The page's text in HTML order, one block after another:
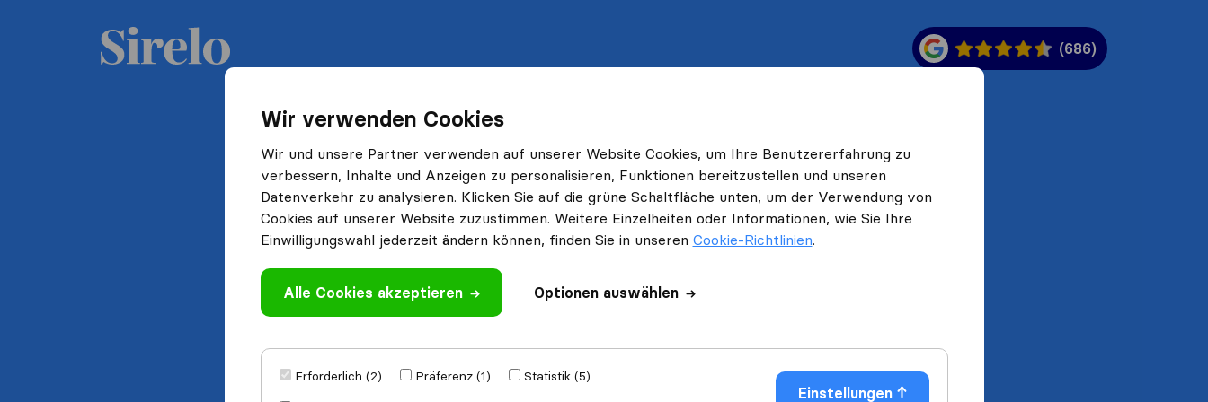
Wir verwenden Cookies
Wir und unsere Partner verwenden auf unserer Website Cookies, um Ihre Benutzererfahrung zu
verbessern, Inhalte und Anzeigen zu personalisieren, Funktionen bereitzustellen und unseren
Datenverkehr zu analysieren. Klicken Sie auf die grüne Schaltfläche unten, um der Verwendung von
Cookies auf unserer Website zuzustimmen. Weitere Einzelheiten oder Informationen, wie Sie Ihre
Einwilligungswahl jederzeit ändern können, finden Sie in unseren Cookie-Richtlinien.
Alle Cookies akzeptieren Optionen auswählen
Erforderlich (2) Präferenz (1)
Statistik (5)
Einstellungen
(686)